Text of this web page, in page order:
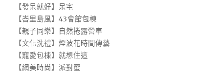
【發呆就好】呆宅
【峇里島風】43會館包棟
【親子同樂】自然捲露營車
【文化洗禮】煙波花時間傳藝
【寵愛包棟】就想住這
【網美時尚】派對蜜